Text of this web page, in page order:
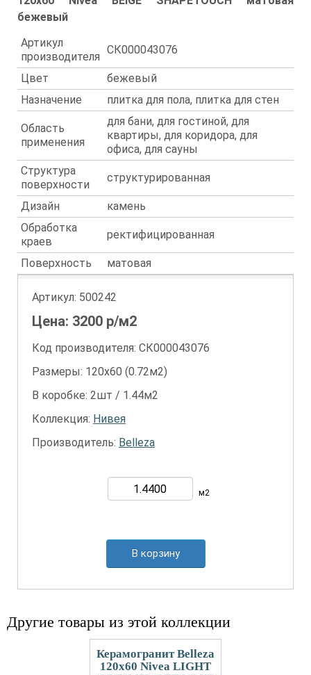
бежевый
Артикул
производителя
СК000043076
Цвет
бежевый
Назначение
плитка для пола, плитка для стен
Область
применения
для бани, для гостиной, для
квартиры, для коридора, для
офиса, для сауны
Структура
поверхности
структурированная
Дизайн
камень
Обработка
краев
ректифицированная
Поверхность матовая
Артикул: 500242
Цена: 3200 р/м2
Код производителя: СК000043076
Размеры: 120х60 (0.72м2)
В коробке: 2шт / 1.44м2
Коллекция: Нивея
Производитель: Belleza
м2
В корзину
Другие товары из этой коллекции
Керамогранит Belleza
120x60 Nivea LIGHT